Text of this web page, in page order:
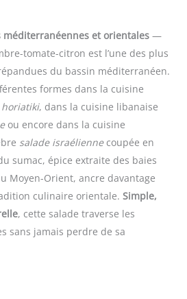
méditerranéennes et orientales —
tomate-citron est l’une des plus
du bassin méditerranéen.
formes dans la cuisine
horiatiki, dans la cuisine libanaise
ou encore dans la cuisine
salade israéliennecoupée en
sumac, épice extraite des baies
Moyen-Orient, ancre davantage
culinaire orientale. Simple,
, cette salade traverse les
sans jamais perdre de sa